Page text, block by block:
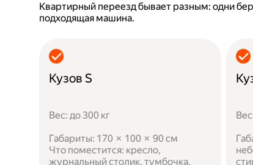
Квартирный переезд бывает разным: одни
подходящая машина.
Кузов S
Вес: до 300 кг
Габариты: 170 × 100 × 90 см
Что поместится: кресло,
журнальный столик, тумбочка,